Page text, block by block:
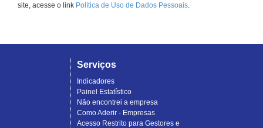
site, acesse o link Política de Uso de Dados Pessoais.
Serviços
Indicadores
Painel Estatístico
Não encontrei a empresa
Como Aderir - Empresas
Acesso Restrito para Gestores e